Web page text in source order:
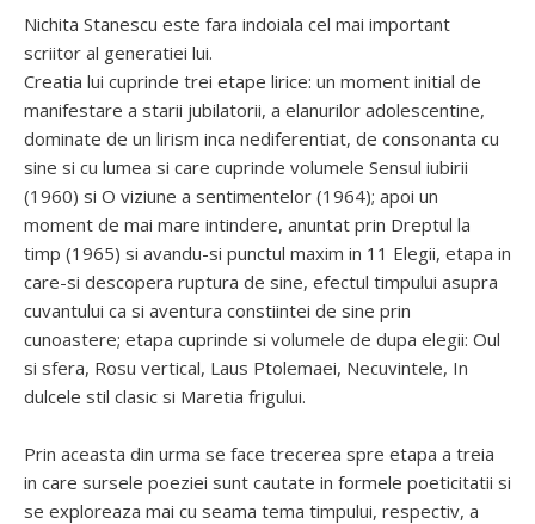
Nichita Stanescu este fara indoiala cel mai important
scriitor al generatiei lui.
Creatia lui cuprinde trei etape lirice: un moment initial de
manifestare a starii jubilatorii, a elanurilor adolescentine,
dominate de un lirism inca nediferentiat, de consonanta cu
sine si cu lumea si care cuprinde volumele Sensul iubirii
(1960) si O viziune a sentimentelor (1964); apoi un
moment de mai mare intindere, anuntat prin Dreptul la
timp (1965) si avandu-si punctul maxim in 11 Elegii, etapa in
care-si descopera ruptura de sine, efectul timpului asupra
cuvantului ca si aventura constiintei de sine prin
cunoastere; etapa cuprinde si volumele de dupa elegii: Oul
si sfera, Rosu vertical, Laus Ptolemaei, Necuvintele, In
dulcele stil clasic si Maretia frigului.
Prin aceasta din urma se face trecerea spre etapa a treia
in care sursele poeziei sunt cautate in formele poeticitatii si
se exploreaza mai cu seama tema timpului, respectiv, a